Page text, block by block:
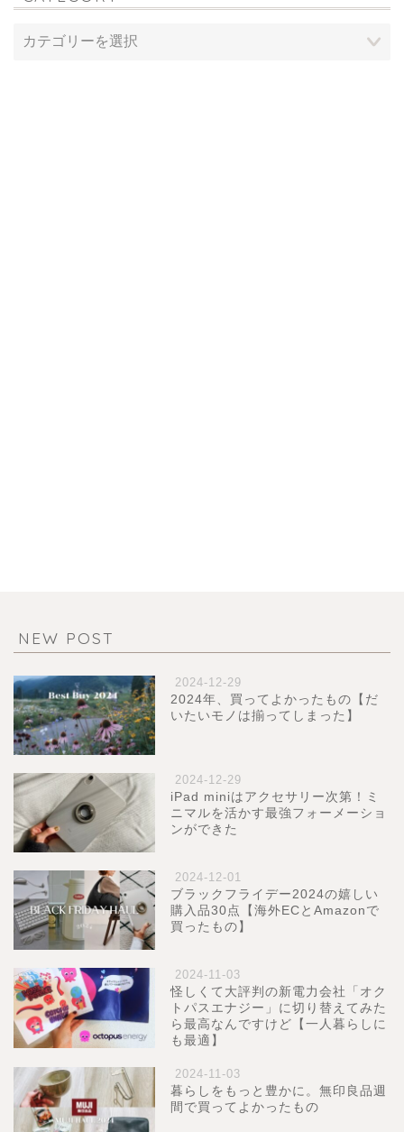
NEW POST
2024-12-29
2024年、買ってよかったもの【だ
いたいモノは揃ってしまった】
2024-12-29
iPad miniはアクセサリー次第！ミ
ニマルを活かす最強フォーメーショ
ンができた
2024-12-01
ブラックフライデー2024の嬉しい
購入品30点【海外ECとAmazonで
買ったもの】
2024-11-03
怪しくて大評判の新電力会社「オク
トパスエナジー」に切り替えてみた
ら最高なんですけど【一人暮らしに
も最適】
2024-11-03
暮らしをもっと豊かに。無印良品週
間で買ってよかったもの